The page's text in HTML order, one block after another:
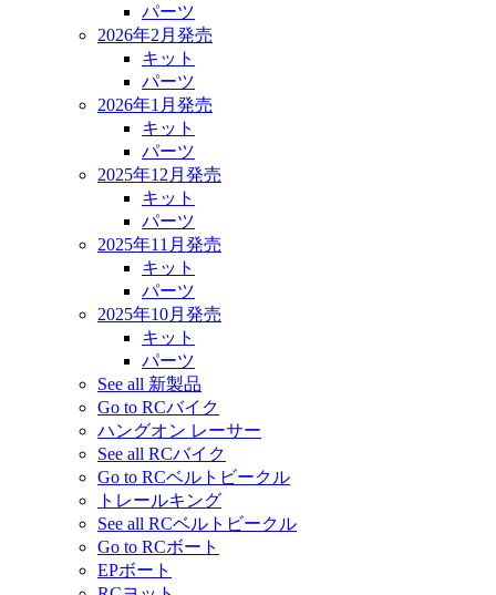
パーツ
2026年2月発売
キット
パーツ
2026年1月発売
キット
パーツ
2025年12月発売
キット
パーツ
2025年11月発売
キット
パーツ
2025年10月発売
キット
パーツ
See all 新製品
Go to RCバイク
ハングオン レーサー
See all RCバイク
Go to RCベルトビークル
トレールキング
See all RCベルトビークル
Go to RCボート
EPボート